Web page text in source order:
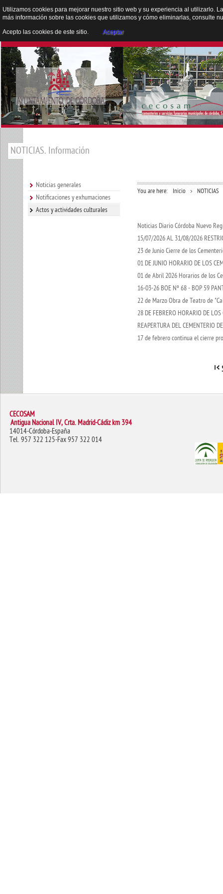
NOTICIAS. Información
Noticias generales
Notificaciones y exhumaciones
Actos y actividades culturales
You are here: Inicio NOTICIAS
Noticias Diario Córdoba Nuevo
15/07/2026 AL 31/08/2026
23 de Junio Cierre de los
01 DE JUNIO HORARIO DE LOS
01 de Abril 2026 Horarios de los
16-03-26 BOE Nº 68 - BOP 59
22 de Marzo Obra de Teatro de
28 DE FEBRERO HORARIO DE LOS
REAPERTURA DEL CEMENTERIO
17 de febrero continua el cierre
CECOSAM
Antigua Nacional IV, Crta. Madrid-Cádiz km 394
14014-Córdoba-España
Tel. 957 322 125-Fax 957 322 014
Utilizamos cookies para mejorar nuestro sitio web y su experiencia al utilizarlo.
más información sobre las cookies que utilizamos y cómo eliminarlas, consulte
Acepto las cookies de este sitio. Aceptar